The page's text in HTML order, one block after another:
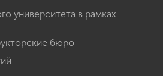
университета в рамках
бюро